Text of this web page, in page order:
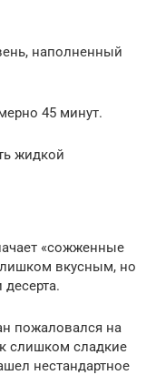
наполненный
45 минут.
жидкой
«сожженные
вкусным, но
пожаловался на
слишком сладкие
нестандартное